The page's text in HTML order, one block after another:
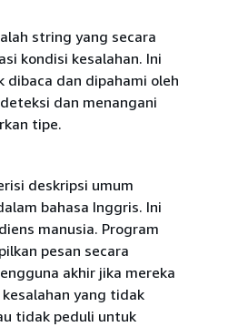
string yang secara
kondisi kesalahan. Ini
dibaca dan dipahami oleh
dan menangani
tipe.
deskripsi umum
bahasa Inggris. Ini
manusia. Program
pesan secara
akhir jika mereka
yang tidak
tidak peduli untuk